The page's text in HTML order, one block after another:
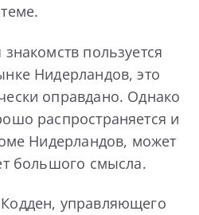
пользуется
Нидерландов, это
оправдано. Однако
распространяется и
Нидерландов, может
большого смысла.
управляющего